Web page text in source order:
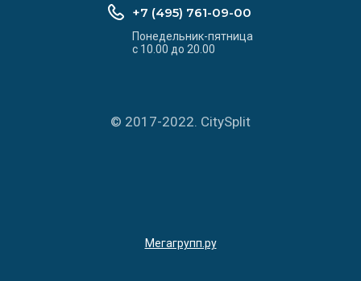
© 2017-2022. CitySplit
+7 (495) 761-09-00
Понедельник-пятница
с 10.00 до 20.00
Мегагрупп.ру